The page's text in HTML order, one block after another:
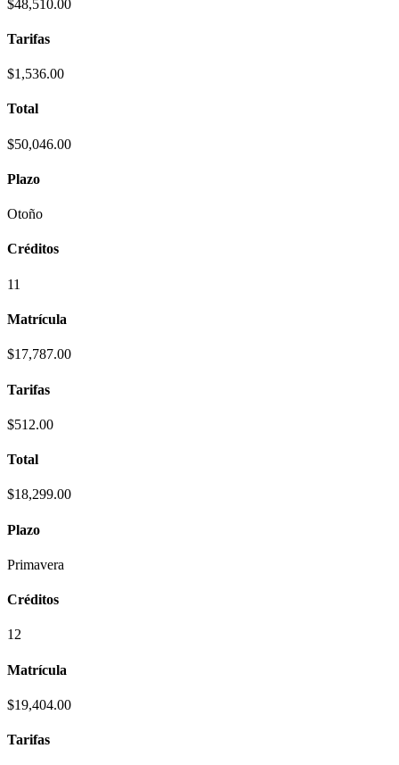
$48,510.00
Tarifas
$1,536.00
Total
$50,046.00
Plazo
Otoño
Créditos
11
Matrícula
$17,787.00
Tarifas
$512.00
Total
$18,299.00
Plazo
Primavera
Créditos
12
Matrícula
$19,404.00
Tarifas